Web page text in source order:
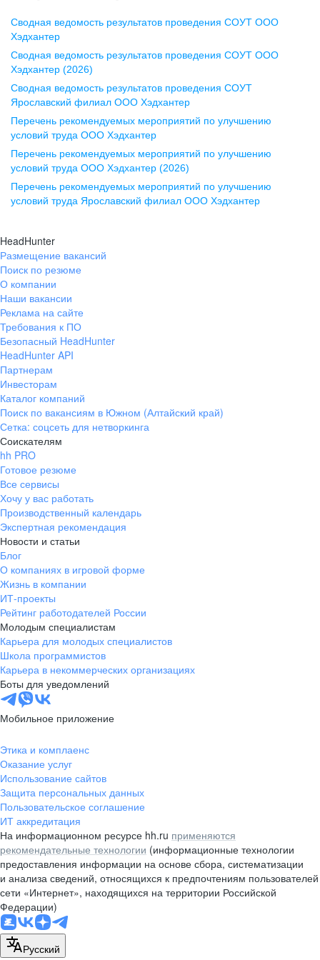
Воронеж
ул. Комиссаржевской, д. 10,
офис 1212
+7 473 280-05-05
pr@vrn.hh.ru
ул. Спартаковская, д. 2А, этаж 3,
помещение 15
+7 843 212-12-50
Екатеринбург
ул. Боевых Дружин, стр. 20,
+7 343 226-79-99
pr@ural.hh.ru
ул. Янковского, д. 169, 7 этаж,
706 каб.
+7 861 205-55-57
pr@krd.hh.ru
Владивосток
пер. Ланинский д. 4, офис 3.4
+7 423 202-33-28
pr@dv.hh.ru
Новосибирск
ул. Большевистская, д. 35,
помещение 21
+7 383 207-94-64
pr@nsk.hh.ru
Минск
пр-т Дзержинского, д. 57,
10 этаж, помещение 45-1
pr@rabota.by
Алматы
пр. Абая, д. 151, БЦ Алатау,
12 этаж, офис 1209
+7 727 232-13-13
pr@headhunter.com.kz
Сводная ведомость результатов проведения СОУТ ООО
Хэдхантер
Сводная ведомость результатов проведения СОУТ ООО
Хэдхантер (2026)
Сводная ведомость результатов проведения СОУТ
Ярославский филиал ООО Хэдхантер
Перечень рекомендуемых мероприятий по улучшению
условий труда ООО Хэдхантер
Перечень рекомендуемых мероприятий по улучшению
условий труда ООО Хэдхантер (2026)
Перечень рекомендуемых мероприятий по улучшению
условий труда Ярославский филиал ООО Хэдхантер
HeadHunter
Размещение вакансий
Поиск по резюме
О компании
Наши вакансии
Реклама на сайте
Требования к ПО
Безопасный HeadHunter
HeadHunter API
Партнерам
Инвесторам
Каталог компаний
Поиск по вакансиям в Южном (Алтайский край)
Сетка: соцсеть для нетворкинга
Соискателям
hh PRO
Готовое резюме
Все сервисы
Хочу у вас работать
Производственный календарь
Экспертная рекомендация
Новости и статьи
Блог
О компаниях в игровой форме
Жизнь в компании
ИТ-проекты
Рейтинг работодателей России
Молодым специалистам
Карьера для молодых специалистов
Школа программистов
Карьера в некоммерческих организациях
Боты для уведомлений
Мобильное приложение
Этика и комплаенс
Оказание услуг
Использование сайтов
Защита персональных данных
Пользовательское соглашение
ИТ аккредитация
На информационном ресурсе hh.ru применяются
рекомендательные технологии (информационные технологии
предоставления информации на основе сбора, систематизации
и анализа сведений, относящихся к предпочтениям пользователей
сети «Интернет», находящихся на территории Российской
Федерации)
Русский